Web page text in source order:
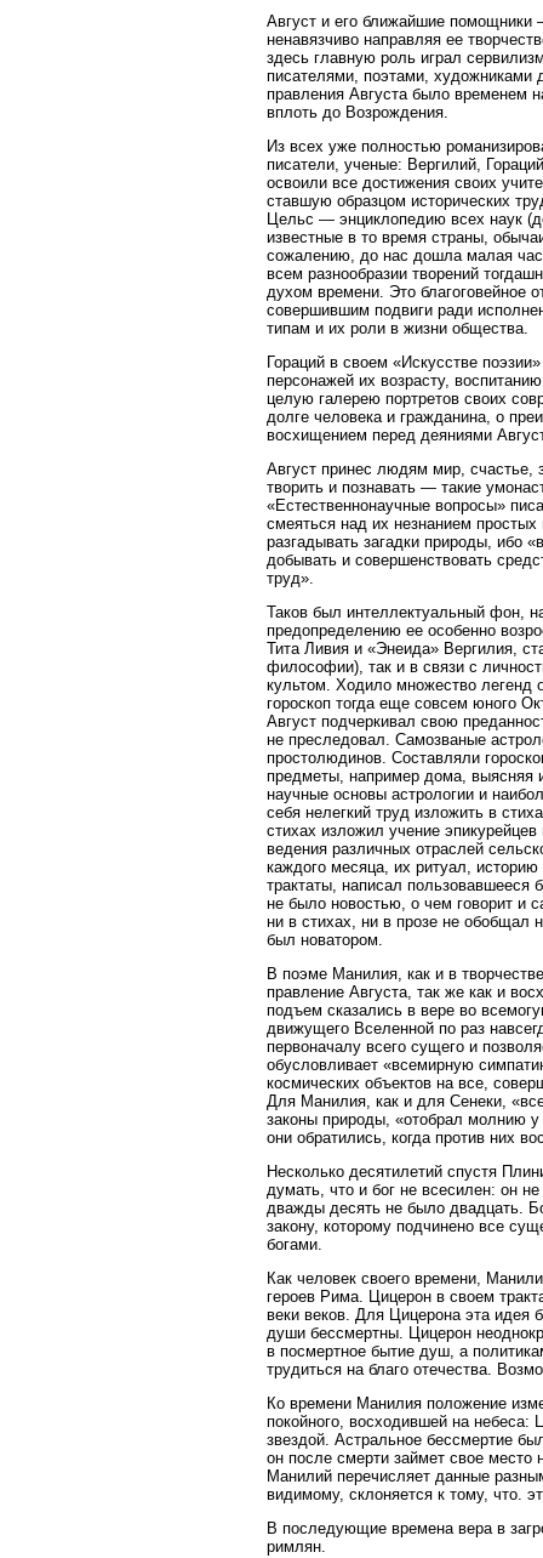
Август и его ближайшие помощники
ненавязчиво направляя ее
здесь главную роль играл
писателями, поэтами, художниками
правления Августа было временем
вплоть до Возрождения.
Из всех уже полностью
писатели, ученые: Вергилий,
освоили все достижения своих
ставшую образцом исторических
Цельс — энциклопедию всех наук
известные в то время страны,
сожалению, до нас дошла малая
всем разнообразии творений
духом времени. Это благоговейное
совершившим подвиги ради
типам и их роли в жизни общества.
Гораций в своем «Искусстве
персонажей их возрасту,
целую галерею портретов своих
долге человека и гражданина, о
восхищением перед деяниями
Август принес людям мир, счастье,
творить и познавать — такие
«Естественнонаучные вопросы»
смеяться над их незнанием
разгадывать загадки природы, ибо
добывать и совершенствовать
труд».
Таков был интеллектуальный фон,
предопределению ее особенно
Тита Ливия и «Энеида» Вергилия,
философии), так и в связи с
культом. Ходило множество легенд
гороскоп тогда еще совсем юного
Август подчеркивал свою
не преследовал. Самозваные
простолюдинов. Составляли
предметы, например дома, выясняя
научные основы астрологии и
себя нелегкий труд изложить в
стихах изложил учение
ведения различных отраслей
каждого месяца, их ритуал,
трактаты, написал пользовавшееся
не было новостью, о чем говорит и
ни в стихах, ни в прозе не обобщал
был новатором.
В поэме Манилия, как и в
правление Августа, так же как и
подъем сказались в вере во
движущего Вселенной по раз
первоначалу всего сущего и
обусловливает «всемирную
космических объектов на все,
Для Манилия, как и для Сенеки,
законы природы, «отобрал молнию
они обратились, когда против них
Несколько десятилетий спустя
думать, что и бог не всесилен: он
дважды десять не было двадцать.
закону, которому подчинено все
богами.
Как человек своего времени,
героев Рима. Цицерон в своем
веки веков. Для Цицерона эта идея
души бессмертны. Цицерон
в посмертное бытие душ, а
трудиться на благо отечества.
Ко времени Манилия положение
покойного, восходившей на
звездой. Астральное бессмертие
он после смерти займет свое
Манилий перечисляет данные
видимому, склоняется к тому, что.
В последующие времена вера в
римлян.